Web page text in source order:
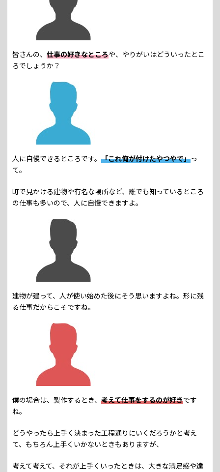
皆さんの、 仕事の好きなところや、やりがいはどういったとこ
ろでしょうか？
人に自慢できるところです。 「これ俺が付けたやつやで」っ
て。
町で見かける建物や有名な場所など、誰でも知っているところ
の仕事も多いので、人に自慢できますよ。
建物が建って、人が使い始めた後にそう思いますよね。形に残
る仕事だからこそですね。
僕の場合は、製作するとき、 考えて仕事をするのが好きです
ね。
どうやったら上手く決まった工程通りにいくだろうかと考え
て、もちろん上手くいかないときもありますが、
考えて考えて、それが上手くいったときは、大きな満足感や達